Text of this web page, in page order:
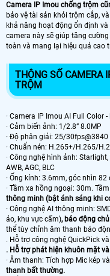
Camera IP Imou chống trộm
bảo vệ tài sản khỏi trộm cắp,
khả năng hoạt động ổn định
camera này sẽ giúp tăng
toàn và mang lại hiệu quả cao
THÔNG SỐ CAMERA
TRỘM
· Camera IP Imou AI Full Color
· Cảm biến ảnh: 1/2.8” 8.0MP
· Độ phân giải: 25/30fps@3840
· Chuẩn nén: H.265+/H.265/
· Công nghệ hình ảnh:
AWB, AGC, BLC
· Ống kính: 3.6mm, góc nhìn 82
· Tầm xa hồng ngoại: 30m.
thông minh (bật ánh sáng khi
· Công nghệ AI thông minh:
ảo, khu vực cấm), báo động
thể tùy chỉnh âm thanh báo
. Hỗ trợ công nghệ QuickPick
. Hỗ trợ phát hiện khuôn mặt
· Âm thanh: Tích hợp Mic kép
thanh bất thường.